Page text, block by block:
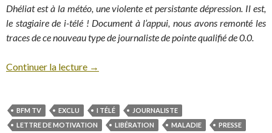
Dhéliat est à la météo, une violente et persistante dépression. Il est,
le stagiaire de i-télé ! Document à l’appui, nous avons remonté les
traces de ce nouveau type de journaliste de pointe qualifié de 0.0.
Continuer la lecture →
BFM TV EXCLU I TÉLÉ
JOURNALISTE
LETTRE DE MOTIVATION
LIBÉRATION MALADIE
PRESSE